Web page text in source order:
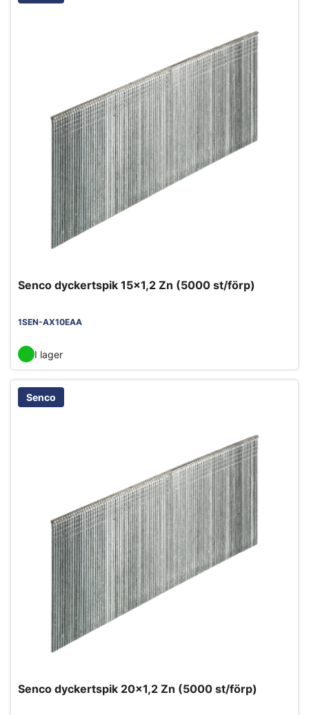
Senco dyckertspik 15x1,2 Zn (5000 st/förp)
1SEN-AX10EAA
I lager
Senco
Senco dyckertspik 20x1,2 Zn (5000 st/förp)